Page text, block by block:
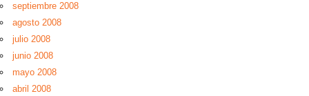
septiembre 2008
agosto 2008
julio 2008
junio 2008
mayo 2008
abril 2008